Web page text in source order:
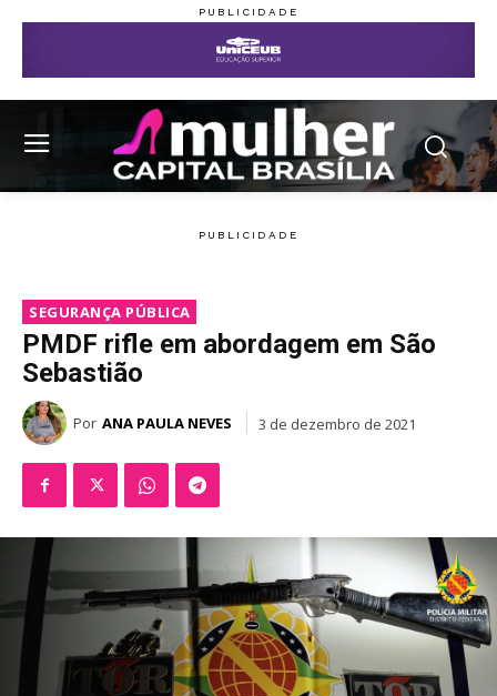
SEGURANÇA PÚBLICA
PMDF rifle em abordagem em São
Sebastião
Por ANA PAULA NEVES 3 de dezembro de 2021